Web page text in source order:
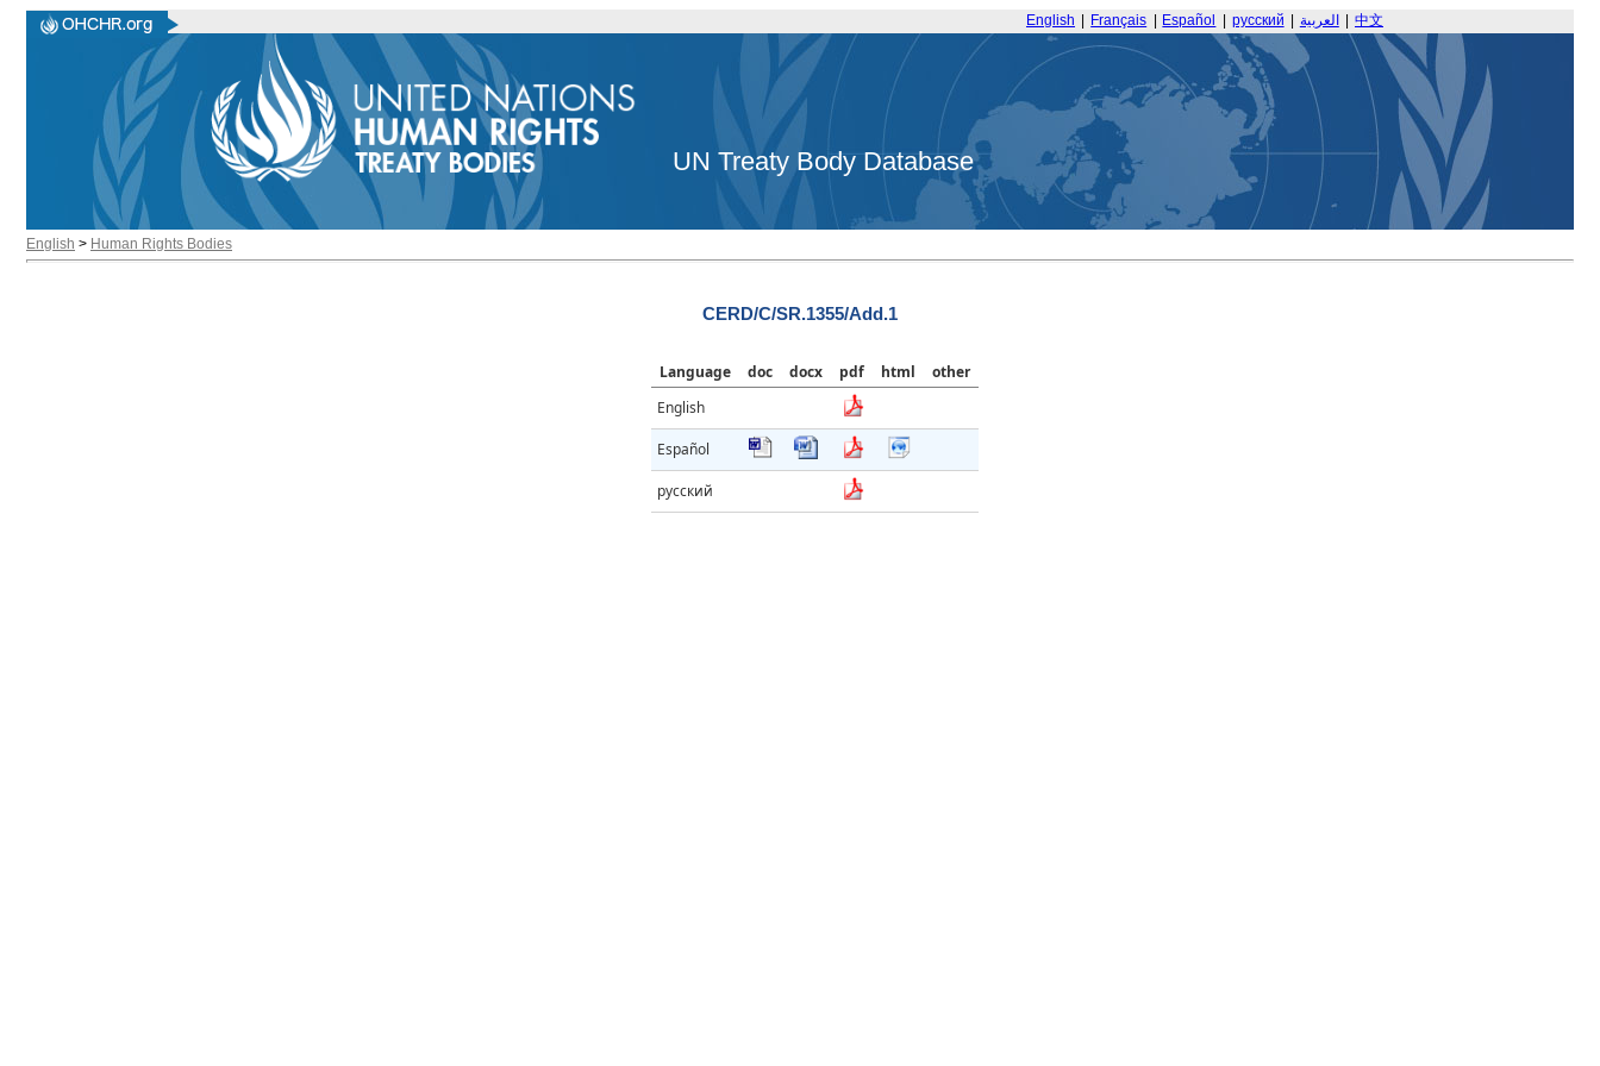
English Français Español русский العربية 中文
UN Treaty Body Database
English > Human Rights Bodies
CERD/C/SR.1355/Add.1
Language doc docx pdf html
other
English
Español
русский